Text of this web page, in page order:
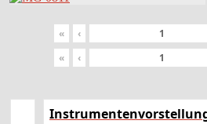
« ‹
«
‹